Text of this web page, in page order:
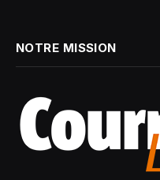
NOTRE MISSION